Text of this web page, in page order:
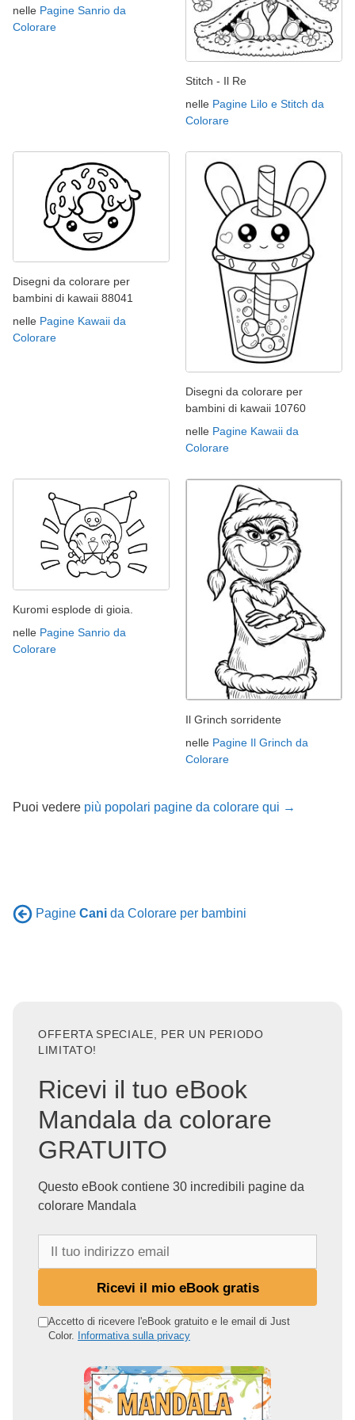
nelle Pagine Sanrio da
Colorare
Stitch - Il Re
nelle Pagine Lilo e Stitch da
Colorare
Disegni da colorare per
bambini di kawaii 88041
nelle Pagine Kawaii da
Colorare
Disegni da colorare per
bambini di kawaii 10760
nelle Pagine Kawaii da
Colorare
Kuromi esplode di gioia.
nelle Pagine Sanrio da
Colorare
Il Grinch sorridente
nelle Pagine Il Grinch da
Colorare
Puoi vedere più popolari pagine da colorare qui →
Pagine Cani da Colorare per bambini
OFFERTA SPECIALE, PER UN PERIODO
LIMITATO!
Ricevi il tuo eBook
Mandala da colorare
GRATUITO
Questo eBook contiene 30 incredibili pagine da
colorare Mandala
o
Ricevi il mio eBook gratis
Accetto di ricevere l'eBook gratuito e le email di Just
Color.
Informativa sulla privacy